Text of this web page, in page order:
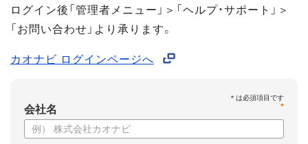
ログイン後「管理者メニュー」＞「ヘルプ・サポート」＞
「お問い合わせ」より承ります。
カオナビ ログインページへ
*
会社名